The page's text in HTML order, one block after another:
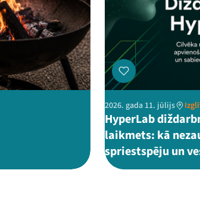
2026. gada 11. jūlijs
HyperLab
laikmets: kā
spriestspēju un